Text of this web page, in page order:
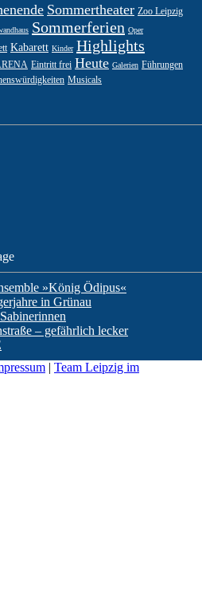
Sommertheater Zoo Leipzig
Sommerferien Oper
Kabarett Kinder Highlights
Eintritt frei Heute Galerien Führungen
Musicals
»König Ödipus«
in Grünau
– gefährlich lecker
| Team Leipzig im